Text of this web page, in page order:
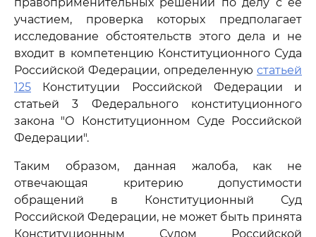
участием, проверка которых предполагает
исследование обстоятельств этого дела и не
входит в компетенцию Конституционного Суда
Российской Федерации, определенную статьей
125 Конституции Российской Федерации и
статьей 3 Федерального конституционного
закона "О Конституционном Суде Российской
Федерации".
Таким образом, данная жалоба, как не
отвечающая критерию допустимости
обращений в Конституционный Суд
Российской Федерации, не может быть принята
Конституционным Судом Российской